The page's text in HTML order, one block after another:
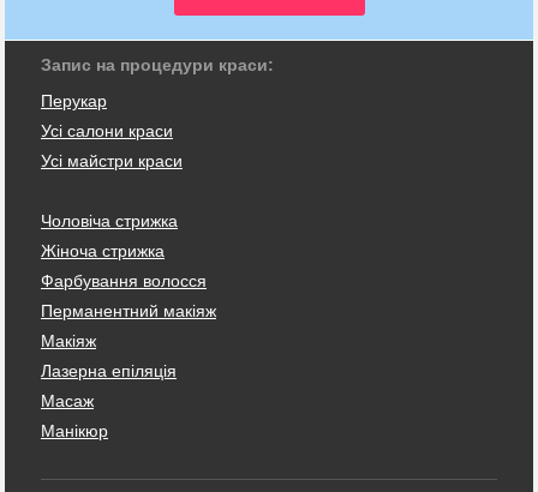
Запис на процедури краси:
Перукар
Усі салони краси
Усі майстри краси
Чоловіча стрижка
Жіноча стрижка
Фарбування волосся
Перманентний макіяж
Макіяж
Лазерна епіляція
Масаж
Манікюр